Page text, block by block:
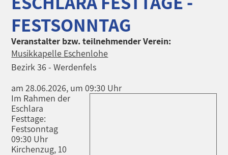
FESTSONNTAG
Veranstalter bzw. teilnehmender Verein:
Musikkapelle Eschenlohe
Bezirk 36 - Werdenfels
am 28.06.2026, um 09:30 Uhr
Im Rahmen der
Eschlara
Festtage:
Festsonntag
09:30 Uhr
Kirchenzug, 10